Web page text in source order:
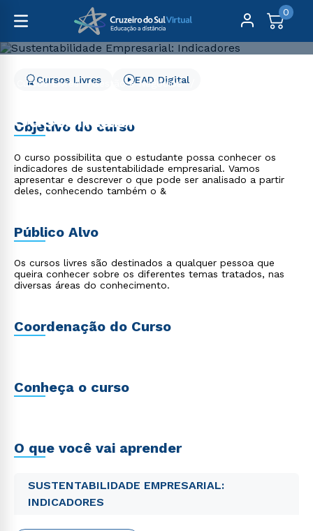
0
Cursos Livres
Gestão e Negócios
Sustentabilidade
Empresarial: Indicadores
Cursos Livres EAD Digital
Objetivo do curso
O curso possibilita que o estudante possa conhecer os
indicadores de sustentabilidade empresarial. Vamos
apresentar e descrever o que pode ser analisado a partir
deles, conhecendo também o &
Público Alvo
Os cursos livres são destinados a qualquer pessoa que
queira conhecer sobre os diferentes temas tratados, nas
diversas áreas do conhecimento.
Coordenação do Curso
Conheça o curso
O que você vai aprender
SUSTENTABILIDADE EMPRESARIAL:
INDICADORES